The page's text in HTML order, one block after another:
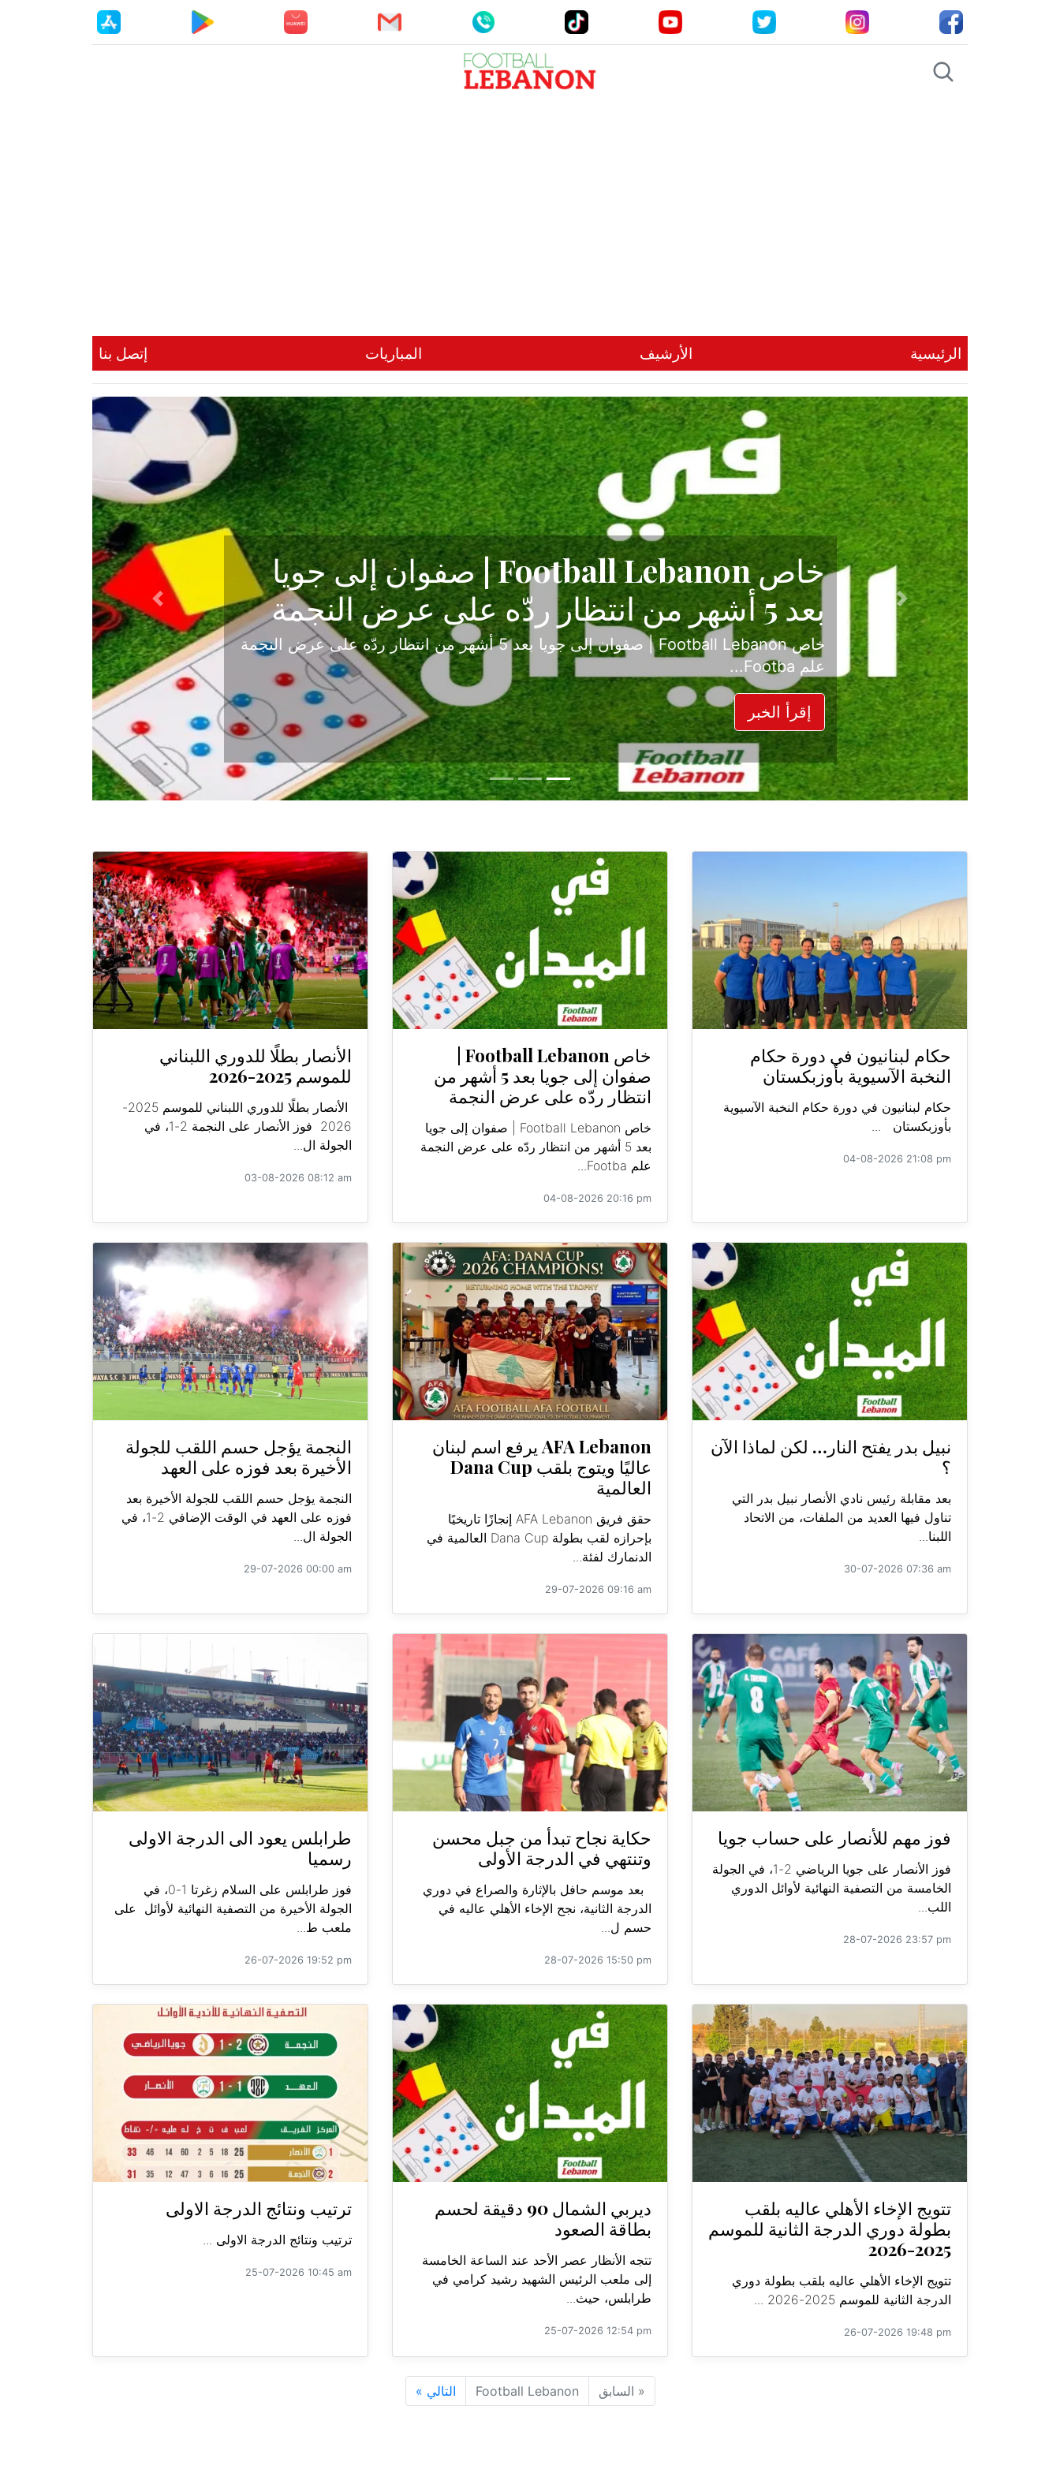
الرئيسية الأرشيف المباريات إتصل بنا
حكاية نجاح تبدأ من جبل محسن وتنتهي في
الدرجة الأولى
بعد موسم حافل بالإثارة والصراع في دوري الدرجة الثانية، نجح الإخاء الأهلي عاليه في
حسم ل...
إقرأ الخبر
Previous
Next
حكام لبنانيون في دورة حكام
النخبة الآسيوية بأوزبكستان
حكام لبنانيون في دورة حكام النخبة الآسيوية
بأوزبكستان ...
04-08-2026 21:08 pm
صفوان إلى جويا بعد 5 أشهر من
انتظار ردّه على عرض النجمة
خاص Football Lebanon | صفوان إلى جويا
بعد 5 أشهر من انتظار ردّه على عرض النجمة
علم Footba...
04-08-2026 20:16 pm
الأنصار بطلًا للدوري اللبناني
للموسم 2025-2026
الأنصار بطلًا للدوري اللبناني للموسم 2025-
2026 فوز الأنصار على النجمة 2-1، في
الجولة ال...
03-08-2026 08:12 am
نبيل بدر يفتح النار… لكن لماذا الآن
؟
بعد مقابلة رئيس نادي الأنصار نبيل بدر التي
تناول فيها العديد من الملفات، من الاتحاد
اللبنا...
30-07-2026 07:36 am
AFA Lebanon يرفع اسم لبنان
عاليًا ويتوج بلقب Dana Cup
العالمية
حقق فريق AFA Lebanon إنجازًا تاريخيًا
بإحرازه لقب بطولة Dana Cup العالمية في
الدنمارك لفئة...
29-07-2026 09:16 am
النجمة يؤجل حسم اللقب للجولة
الأخيرة بعد فوزه على العهد
النجمة يؤجل حسم اللقب للجولة الأخيرة بعد
فوزه على العهد في الوقت الإضافي 2-1، في
الجولة ال...
29-07-2026 00:00 am
فوز مهم للأنصار على حساب جويا
فوز الأنصار على جويا الرياضي 2-1، في الجولة
الخامسة من التصفية النهائية لأوائل الدوري
اللب...
28-07-2026 23:57 pm
حكاية نجاح تبدأ من جبل محسن
وتنتهي في الدرجة الأولى
بعد موسم حافل بالإثارة والصراع في دوري
الدرجة الثانية، نجح الإخاء الأهلي عاليه في
حسم ل...
28-07-2026 15:50 pm
طرابلس يعود الى الدرجة الاولى
رسميا
فوز طرابلس على السلام زغرتا 1-0، في
الجولة الأخيرة من التصفية النهائية لأوائل على
ملعب ط...
26-07-2026 19:52 pm
تتويج الإخاء الأهلي عاليه بلقب
بطولة دوري الدرجة الثانية للموسم
2025-2026
تتويج الإخاء الأهلي عاليه بلقب بطولة دوري
الدرجة الثانية للموسم 2025-2026 ...
26-07-2026 19:48 pm
ديربي الشمال 90 دقيقة لحسم
بطاقة الصعود
تتجه الأنظار عصر الأحد عند الساعة الخامسة
إلى ملعب الرئيس الشهيد رشيد كرامي في
طرابلس، حيث...
25-07-2026 12:54 pm
ترتيب ونتائج الدرجة الاولى
ترتيب ونتائج الدرجة الاولى ...
25-07-2026 10:45 am
« السابق Football Lebanon التالي »